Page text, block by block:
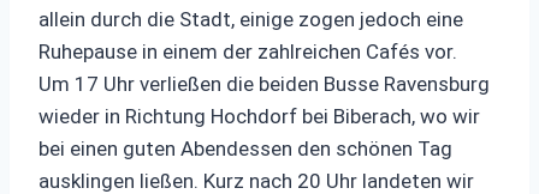
allein durch die Stadt, einige zogen jedoch eine
Ruhepause in einem der zahlreichen Cafés vor.
Um 17 Uhr verließen die beiden Busse Ravensburg
wieder in Richtung Hochdorf bei Biberach, wo wir
bei einen guten Abendessen den schönen Tag
ausklingen ließen. Kurz nach 20 Uhr landeten wir